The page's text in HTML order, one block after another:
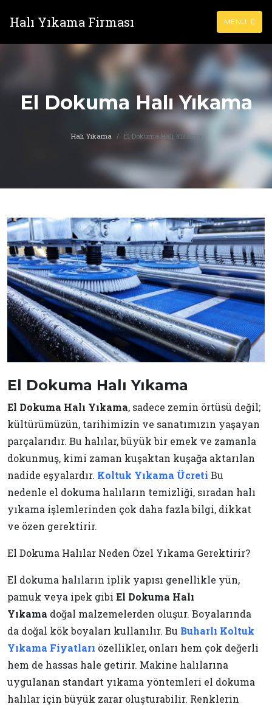
Halı Yıkama Firması MENU
El Dokuma Halı Yıkama
Halı Yıkama El Dokuma Halı Yıkama
El Dokuma Halı Yıkama
El Dokuma Halı Yıkama, sadece zemin örtüsü değil;
kültürümüzün, tarihimizin ve sanatımızın yaşayan
parçalarıdır. Bu halılar, büyük bir emek ve zamanla
dokunmuş, kimi zaman kuşaktan kuşağa aktarılan
nadide eşyalardır. Koltuk Yıkama Ücreti Bu
nedenle el dokuma halıların temizliği, sıradan halı
yıkama işlemlerinden çok daha fazla bilgi, dikkat
ve özen gerektirir.
El Dokuma Halılar Neden Özel Yıkama Gerektirir?
El dokuma halıların iplik yapısı genellikle yün,
pamuk veya ipek gibi El Dokuma Halı
Yıkama doğal malzemelerden oluşur. Boyalarında
da doğal kök boyaları kullanılır. Bu Buharlı Koltuk
Yıkama Fiyatları özellikler, onları hem çok değerli
hem de hassas hale getirir. Makine halılarına
uygulanan standart yıkama yöntemleri el dokuma
halılar için büyük zarar oluşturabilir. Renklerin